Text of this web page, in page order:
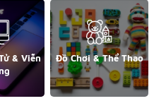
& Viễn
Đồ Chơi & Thể Thao